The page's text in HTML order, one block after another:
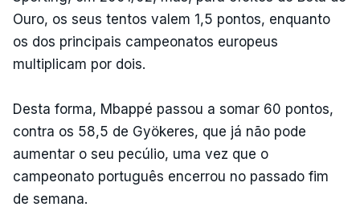
Ouro, os seus tentos valem 1,5 pontos, enquanto
os dos principais campeonatos europeus
multiplicam por dois.
Desta forma, Mbappé passou a somar 60 pontos,
contra os 58,5 de Gyökeres, que já não pode
aumentar o seu pecúlio, uma vez que o
campeonato português encerrou no passado fim
de semana.